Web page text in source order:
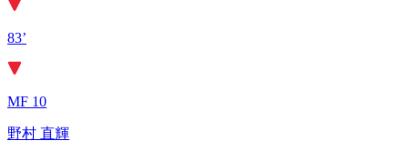
83’
MF 10
野村 直輝